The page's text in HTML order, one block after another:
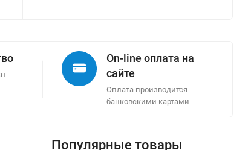
On-line оплата на
сайте
Оплата производится
банковскими картами
Популярные товары